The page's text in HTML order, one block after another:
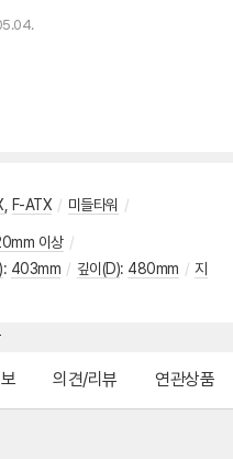
F-ATX / 미들타워 /
이상 /
: 403mm / 깊이(D): 480mm / 지
의견/리뷰 연관상품